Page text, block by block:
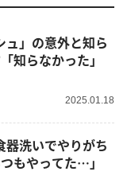
」の意外と知ら
知らなかった」
2025.01.18
器洗いでやりがち
もやってた…」